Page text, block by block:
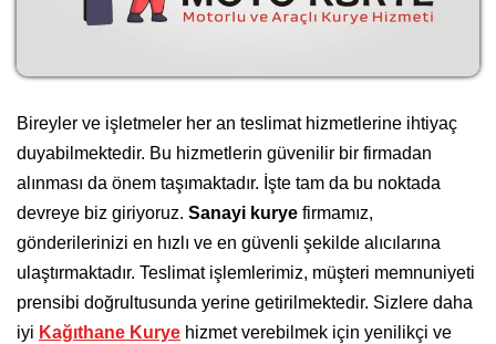
Bireyler ve işletmeler her an teslimat hizmetlerine ihtiyaç
duyabilmektedir. Bu hizmetlerin güvenilir bir firmadan
alınması da önem taşımaktadır. İşte tam da bu noktada
devreye biz giriyoruz. Sanayi kurye firmamız,
gönderilerinizi en hızlı ve en güvenli şekilde alıcılarına
ulaştırmaktadır. Teslimat işlemlerimiz, müşteri memnuniyeti
prensibi doğrultusunda yerine getirilmektedir. Sizlere daha
iyi Kağıthane Kurye hizmet verebilmek için yenilikçi ve